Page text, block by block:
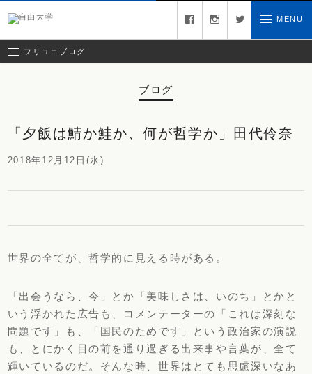
お問い合わせfacebook instagram twitter MENU
フリユニブログ
ブログ
「夕飯は鯖か鮭か、何が哲学か」田代伶奈
2018年12月12日(水)
世界の全てが、哲学的に見える時がある。
「出会うなら、今」とか「美味しさは、いのち」
とかと
いう浮かれた広告も、コメンテーターの「 これは深刻な
問題です」も、「国民のためです」
という政治家の演説
も、
とにかく目の前を通り過ぎる出来事や言葉が、全て
輝いているのだ。そんな時、 世界はとても思慮深いなあ